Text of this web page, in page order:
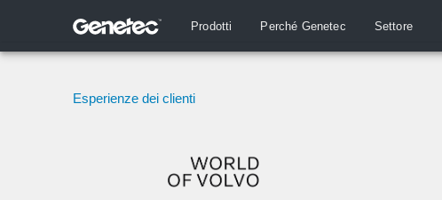
Prodotti Perché Genetec Settore
Esperienze dei clienti